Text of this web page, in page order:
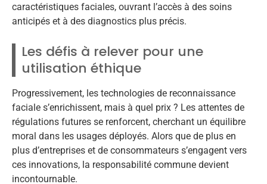
caractéristiques faciales, ouvrant l’accès à des soins
anticipés et à des diagnostics plus précis.
Les défis à relever pour une
utilisation éthique
Progressivement, les technologies de reconnaissance
faciale s’enrichissent, mais à quel prix ? Les attentes de
régulations futures se renforcent, cherchant un équilibre
moral dans les usages déployés. Alors que de plus en
plus d’entreprises et de consommateurs s’engagent vers
ces innovations, la responsabilité commune devient
incontournable.